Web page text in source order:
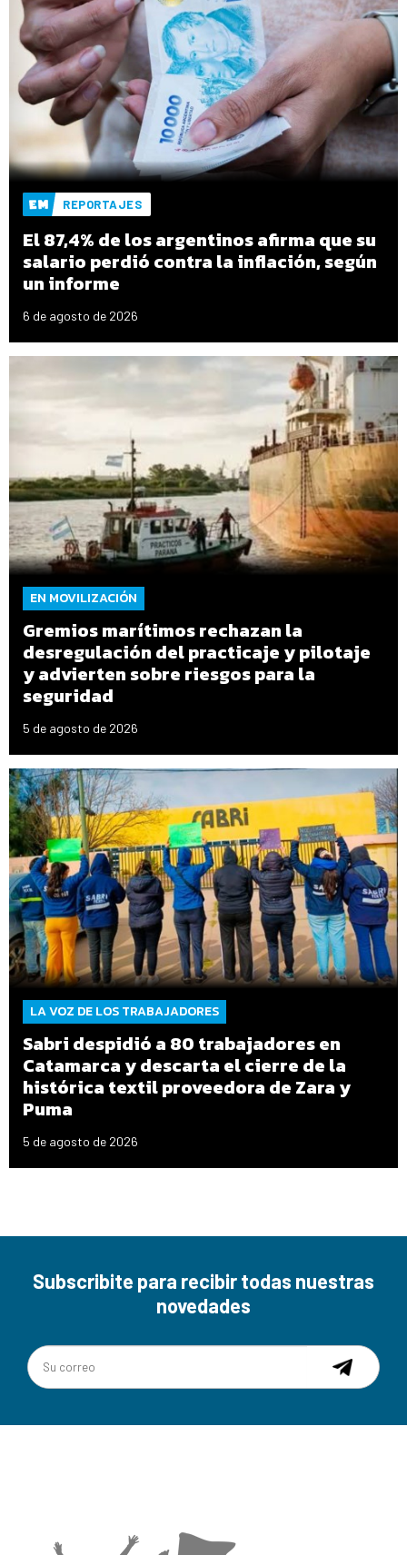
REPORTAJES
El 87,4% de los argentinos afirma que su
salario perdió contra la inflación, según
un informe
6 de agosto de 2026
EN MOVILIZACIÓN
Gremios marítimos rechazan la
desregulación del practicaje y pilotaje
y advierten sobre riesgos para la
seguridad
5 de agosto de 2026
LA VOZ DE LOS TRABAJADORES
Sabri despidió a 80 trabajadores en
Catamarca y descarta el cierre de la
histórica textil proveedora de Zara y
Puma
5 de agosto de 2026
Subscribite para recibir todas nuestras
novedades